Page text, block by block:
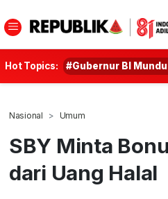
Hot Topics: #Gubernur BI
Nasional Umum
SBY Minta
dari Uang Halal